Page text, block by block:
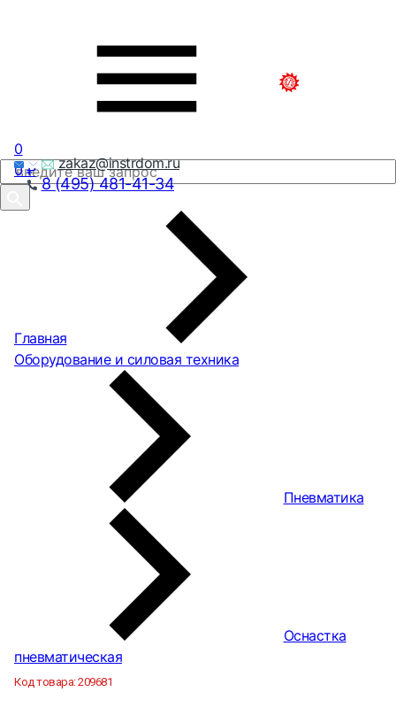
zakaz@instrdom.ru
8 (495) 481-41-34
0
0₽
Главная
Оборудование и силовая техника
Пневматика
Оснастка
пневматическая
Код товара:209681